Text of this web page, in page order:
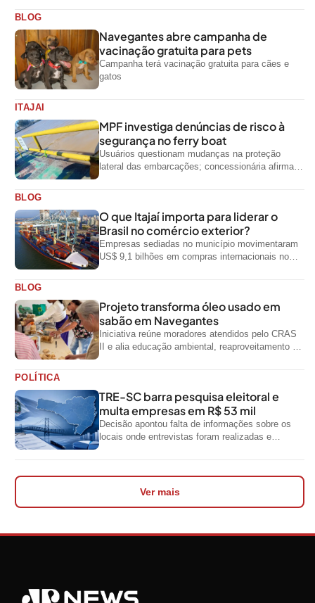
BLOG
Navegantes abre campanha de
vacinação gratuita para pets
Campanha terá vacinação gratuita para cães e
gatos
ITAJAI
MPF investiga denúncias de risco à
segurança no ferry boat
Usuários questionam mudanças na proteção
lateral das embarcações; concessionária afirma
BLOG
O que Itajaí importa para liderar o
Brasil no comércio exterior?
Empresas sediadas no município movimentaram
US$ 9,1 bilhões em compras internacionais no
BLOG
Projeto transforma óleo usado em
sabão em Navegantes
Iniciativa reúne moradores atendidos pelo CRAS
II e alia educação ambiental, reaproveitamento de
POLÍTICA
TRE-SC barra pesquisa eleitoral e
multa empresas em R$ 53 mil
Decisão apontou falta de informações sobre os
locais onde entrevistas foram realizadas e
Ver mais